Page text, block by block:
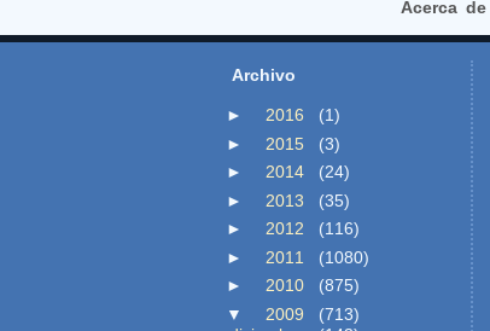
Acerca de
Archivo
► 2016
(1)
►
2015
(3)
►
2014
(24)
►
2013
(35)
►
2012
(116)
►
2011
(1080)
►
2010
(875)
▼
2009
(713)